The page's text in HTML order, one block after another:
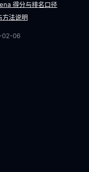
得分与排名口径
法说明
02-06